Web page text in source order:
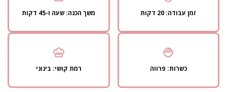
זמן עבודה: 20 דקות משך הכנה: שעה ו-45 דקות
כשרות: פרווה רמת קושי: בינוני